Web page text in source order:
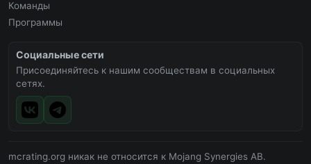
Команды
Программы
Социальные сети
Присоединяйтесь к нашим сообществам в социальных
сетях.
mcrating.org никак не относится к Mojang Synergies AB.